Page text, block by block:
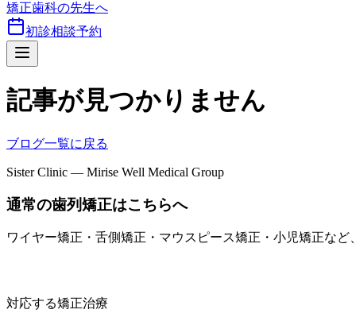
矯正歯科の先生へ
初診相談予約
記事が見つかりません
ブログ一覧に戻る
Sister Clinic — Mirise Well Medical Group
通常の歯列矯正はこちらへ
ワイヤー矯正・舌側矯正・マウスピース矯正・小児矯正な
対応する矯正治療